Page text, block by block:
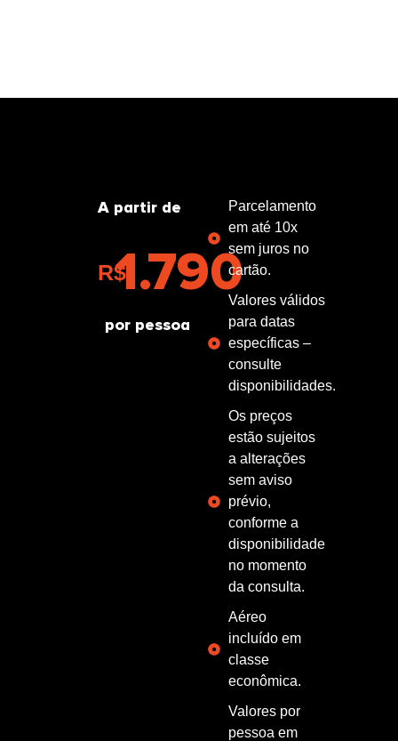
A partir de
R$1.790
por pessoa
Parcelamento
em até 10x
sem juros no
cartão.
Valores válidos
para datas
específicas –
consulte
disponibilidades.
Os preços
estão sujeitos
a alterações
sem aviso
prévio,
conforme a
disponibilidade
no momento
da consulta.
Aéreo
incluído em
classe
econômica.
Valores por
pessoa em